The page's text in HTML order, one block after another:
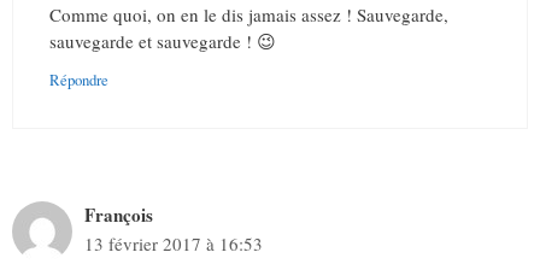
Comme quoi, on en le dis jamais assez ! Sauvegarde,
sauvegarde et sauvegarde ! 😉
Répondre
François
13 février 2017 à 16:53